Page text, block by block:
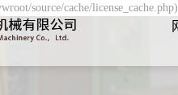
source/cache/